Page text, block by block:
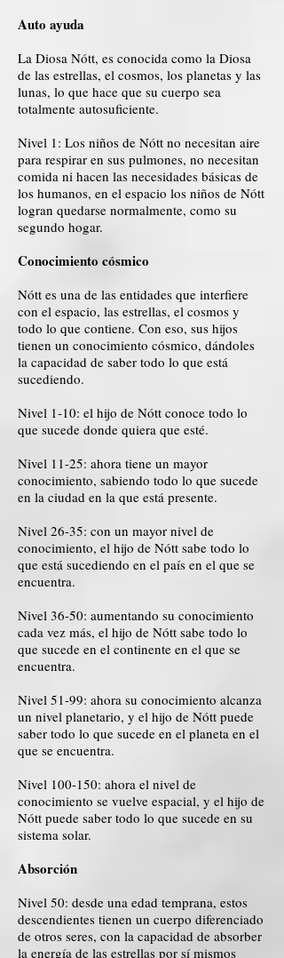
Auto ayuda
La Diosa Nótt, es conocida como la Diosa
de las estrellas, el cosmos, los planetas y las
lunas, lo que hace que su cuerpo sea
totalmente autosuficiente.
Nivel 1: Los niños de Nótt no necesitan aire
para respirar en sus pulmones, no necesitan
comida ni hacen las necesidades básicas de
los humanos, en el espacio los niños de Nótt
logran quedarse normalmente, como su
segundo hogar.
Conocimiento cósmico
Nótt es una de las entidades que interfiere
con el espacio, las estrellas, el cosmos y
todo lo que contiene. Con eso, sus hijos
tienen un conocimiento cósmico, dándoles
la capacidad de saber todo lo que está
sucediendo.
Nivel 1-10: el hijo de Nótt conoce todo lo
que sucede donde quiera que esté.
Nivel 11-25: ahora tiene un mayor
conocimiento, sabiendo todo lo que sucede
en la ciudad en la que está presente.
Nivel 26-35: con un mayor nivel de
conocimiento, el hijo de Nótt sabe todo lo
que está sucediendo en el país en el que se
encuentra.
Nivel 36-50: aumentando su conocimiento
cada vez más, el hijo de Nótt sabe todo lo
que sucede en el continente en el que se
encuentra.
Nivel 51-99: ahora su conocimiento alcanza
un nivel planetario, y el hijo de Nótt puede
saber todo lo que sucede en el planeta en el
que se encuentra.
Nivel 100-150: ahora el nivel de
conocimiento se vuelve espacial, y el hijo de
Nótt puede saber todo lo que sucede en su
sistema solar.
Absorción
Nivel 50: desde una edad temprana, estos
descendientes tienen un cuerpo diferenciado
de otros seres, con la capacidad de absorber
la energía de las estrellas por sí mismos